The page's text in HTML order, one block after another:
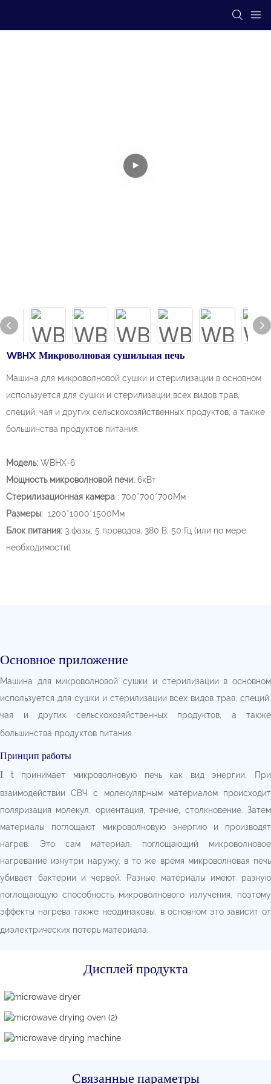
WBHX Микроволновая сушильная печь
Машина для микроволновой сушки и стерилизации в основном
используется для сушки и стерилизации всех видов трав,
специй, чая и других сельскохозяйственных продуктов, а также
большинства продуктов питания.
Модель: WBHX-6
Мощность микроволновой печи: 6кВт
Стерилизационная камера : 700*700*700Мм
Размеры: 1200*1000*1500Мм
Блок питания: 3 фазы, 5 проводов, 380 В, 50 Гц (или по мере
необходимости)
Основное приложение
Машина для микроволновой сушки и стерилизации в основном
используется для сушки и стерилизации всех видов трав, специй,
чая и других сельскохозяйственных продуктов, а также
большинства продуктов питания.
Принцип работы
I t принимает микроволновую печь как вид энергии. При
взаимодействии СВЧ с молекулярным материалом происходит
поляризация молекул, ориентация, трение, столкновение. Затем
материалы поглощают микроволновую энергию и производят
нагрев. Это сам материал, поглощающий микроволновое
нагревание изнутри наружу, в то же время микроволновая печь
убивает бактерии и червей. Разные материалы имеют разную
поглощающую способность микроволнового излучения, поэтому
эффекты нагрева также неодинаковы, в основном это зависит от
диэлектрических потерь материала.
Дисплей продукта
Связанные параметры